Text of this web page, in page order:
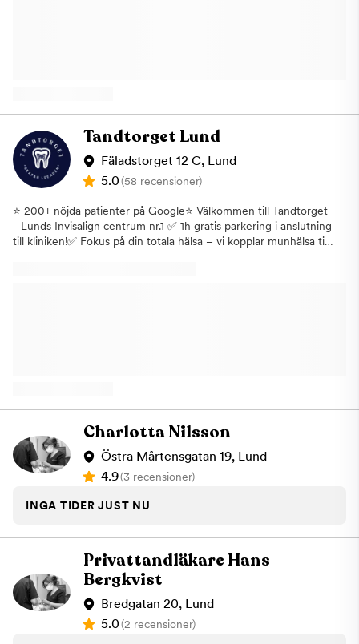
Tandtorget Lund
Fäladstorget 12 C, Lund
5.0(58 recensioner)
⭐ 200+ nöjda patienter på Google⭐ Välkommen till Tandtorget
- Lunds Invisalign centrum nr.1 ✅ 1h gratis parkering i anslutning
till kliniken!✅ Fokus på din totala hälsa – vi kopplar munhälsa till
inte bara lösa akuta problem. Vårt utbud: Allmäntandvård med
fokus på förebyggande vård och diagnostik. Personlig
bemötande i toppklass – våra patienter uppskattar trygghet,
omtanke och en behandling helt anpassad efter deras behov
Invisalign- diskret och effektiv tandreglering. Akut tandvård – vi
tar emot våra patienter samma dag vid besvär. Fäladstorget 12
C, Lund – med 1 timmes gratis parkering ⭐ Läs våra 200+
Charlotta Nilsson
Östra Mårtensgatan 19, Lund
4.9(3 recensioner)
INGA TIDER JUST NU
Privattandläkare Hans
Bergkvist
Bredgatan 20, Lund
5.0(2 recensioner)